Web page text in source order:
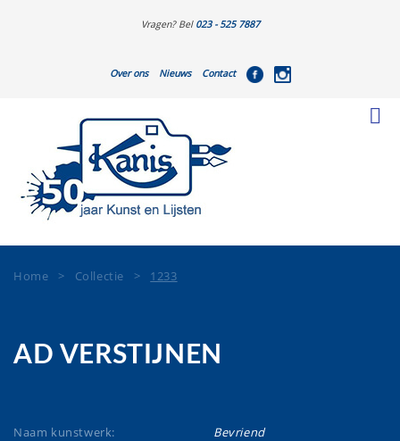
Vragen? Bel 023 - 525 7887
Over ons Nieuws Contact
Home > Collectie > 1233
AD VERSTIJNEN
Naam kunstwerk:
Bevriend